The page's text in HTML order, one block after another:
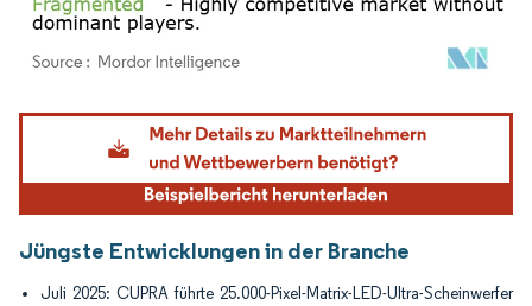
Bild © Mordor Intelligence. Wiederverwendung erfordert Namensnennung gemäß
Jüngste Entwicklungen in der Branche
Juli 2025: CUPRA führte 25.000-Pixel-Matrix-LED-Ultra-Scheinwerfer